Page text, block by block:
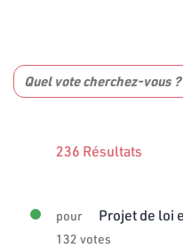
236 Résultats
pour Projet de loi
132 votes